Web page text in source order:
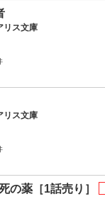
リス文庫
リス文庫
の薬［1話売り］